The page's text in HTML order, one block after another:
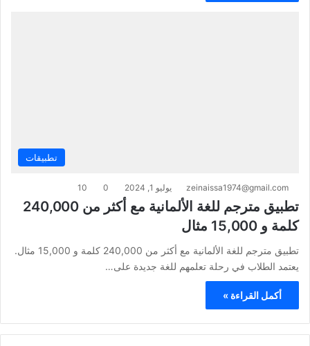
تطبيقات
zeinaissa1974@gmail.com يوليو 1, 2024 0
10
تطبيق مترجم للغة الألمانية مع أكثر من 240,000
كلمة و 15,000 مثال
تطبيق مترجم للغة الألمانية مع أكثر من 240,000 كلمة و 15,000 مثال.
يعتمد الطلاب في رحلة تعلمهم للغة جديدة على…
أكمل القراءة »